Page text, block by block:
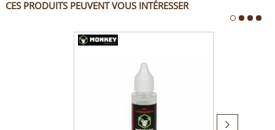
CES PRODUITS PEUVENT VOUS INTÉRESSER
Produit